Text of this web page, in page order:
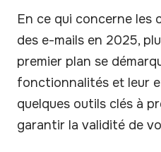
En ce qui concerne les
des e-mails en 2025,
premier plan se
fonctionnalités et leur
quelques outils clés à
garantir la validité de